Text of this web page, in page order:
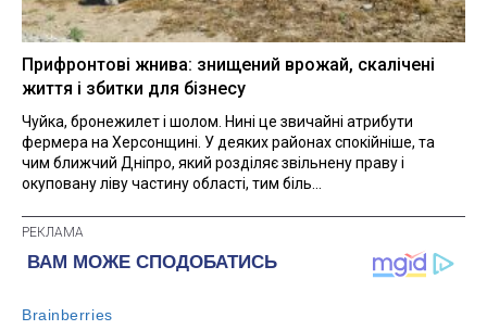
Прифронтові жнива: знищений врожай, скалічені
життя і збитки для бізнесу
Чуйка, бронежилет і шолом. Нині це звичайні атрибути
фермера на Херсонщині. У деяких районах спокійніше, та
чим ближчий Дніпро, який розділяє звільнену праву і
окуповану ліву частину області, тим біль...